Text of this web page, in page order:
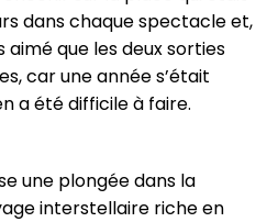
dans chaque spectacle et,
aimé que les deux sorties
car une année s’était
a été difficile à faire.
une plongée dans la
interstellaire riche en